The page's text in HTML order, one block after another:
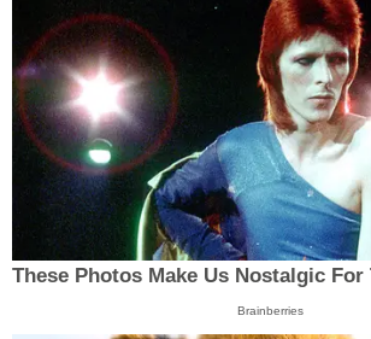
These Photos Make Us Nostalgic For
Brainberries